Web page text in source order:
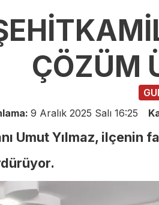
ÇÖZÜM
9 Aralık 2025 Salı 16:25
Umut Yılmaz, ilçenin